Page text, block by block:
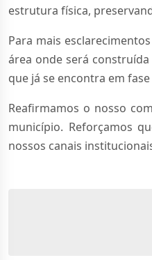
estrutura física,
Para mais
área onde será
que já se encontra em
Reafirmamos o nosso
município. Reforçamos
nossos canais